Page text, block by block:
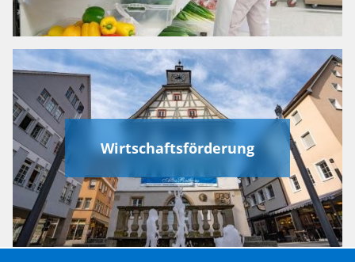
Wirtschaftsförderung